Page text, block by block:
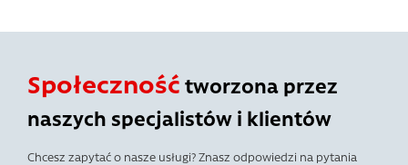
Społeczność tworzona przez
naszych specjalistów i klientów
Chcesz zapytać o nasze usługi? Znasz odpowiedzi na pytania